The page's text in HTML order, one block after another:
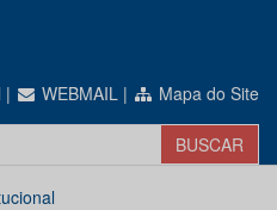
| WEBMAIL | Mapa do Site